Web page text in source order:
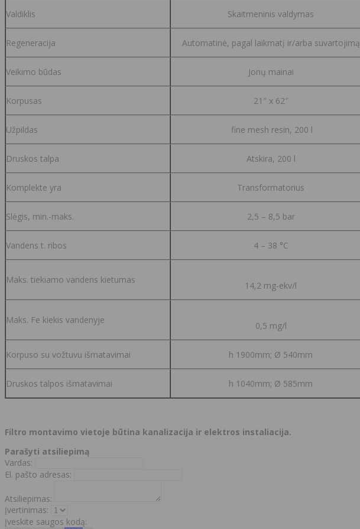
Valdiklis Skaitmeninis valdymas
Regeneracija Automatinė, pagal laikmatį ir/arba suvartojimą
Veikimo būdas Jonų mainai
Korpusas 21″ x 62″
Užpildas fine mesh resin, 200 l
Druskos talpa Atskira, 200 l
Komplekte yra Transformatorius
Slėgis, min.-maks. 2,5 – 8,5 bar
Vandens t. ribos 4 – 38 °C
Maks. tiekiamo vandens kietumas
14,2 mg-ekv/l
Maks. Fe kiekis vandenyje
0,5 mg/l
Korpuso su vožtuvu išmatavimai h 1900mm; Ø 540mm
Druskos talpos išmatavimai h 1040mm; Ø 585mm
Filtro montavimo vietoje būtina kanalizacija ir elektros instaliacija.
Parašyti atsiliepimą
Vardas:
El. pašto adresas:
Atsiliepimas:
Įvertinimas:
Įveskite saugos kodą: